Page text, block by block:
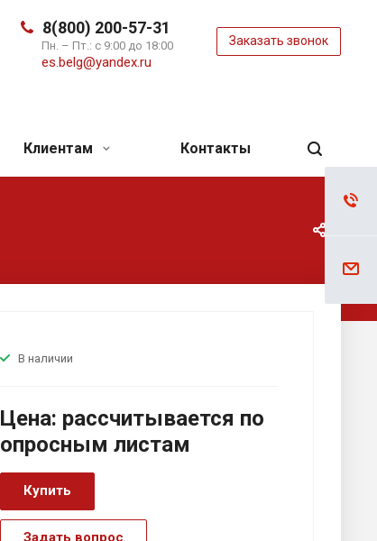
8(800) 200-57-31
Пн. – Пт.: с 9:00 до 18:00
es.belg@yandex.ru
Заказать звонок
Клиентам Контакты
В наличии
Цена: рассчитывается по
опросным листам
Купить
Задать вопрос